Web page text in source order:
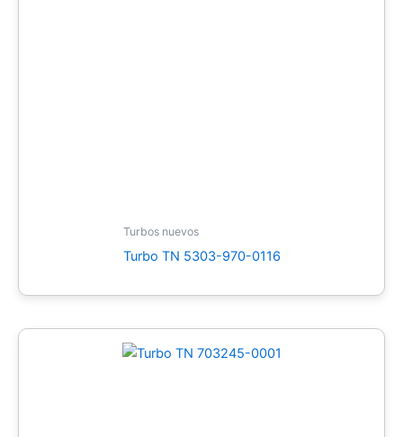
Turbos nuevos
Turbo TN 5303-970-0116